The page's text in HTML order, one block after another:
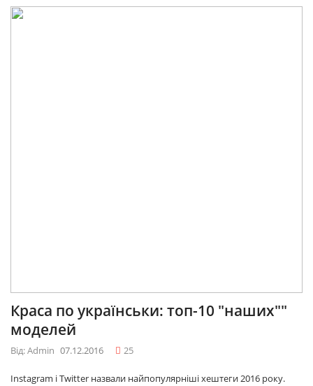
Краса по українськи: топ-10 "наших""
моделей
Від: Admin 07.12.2016 25
Instagram і Twitter назвали найпопулярніші хештеги 2016 року.